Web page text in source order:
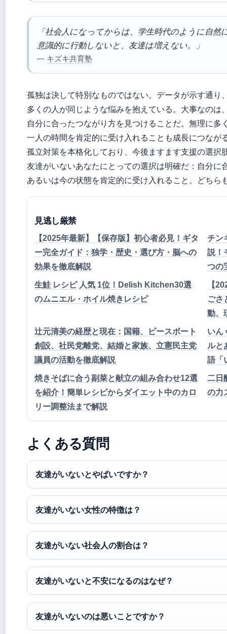
「社会人になってからは、学生時代のように自
意識的に行動しないと、友達は増えない。」
— キズキ共育塾
孤独は決して特別なものではない。データが示す通り
多くの人が同じような悩みを抱えている。大事なのは
自分に合ったつながり方を見つけることだ。無理に多
一人の時間を肯定的に受け入れることも成長につなが
孤立対策を本格化しており、今後ますます支援の選択
友達がいないあなたにとっての選択は明確だ：自分に
あるいは今の状態を肯定的に受け入れること。どちら
見逃し厳禁
【2025年最新】【保存版】初心者必見！ギタ
ー完全ガイド：独学・歴史・選び方・脳への
効果を徹底解説
チン
説！
つの
生鮭 レシピ 人気 1位！Delish Kitchen30選
のムニエル・ホイル焼きレシピ
【
ごさ
動、
辻元清美の経歴と現在：国籍、ピースボート
創設、社民党離党、結婚と家族、立憲民主党
議員の活動を徹底解説
いん
ルと
語「
焼きそばに合う副菜と献立の組み合わせ12選
を紹介！簡単レシピからダイエット中のカロ
リー調整法まで解説
二日
の力
よくある質問
友達がいないとやばいですか？
友達がいない女性の特徴は？
友達がいない社会人の割合は？
友達がいないと不安になるのはなぜ？
友達がいないのは悪いことですか？